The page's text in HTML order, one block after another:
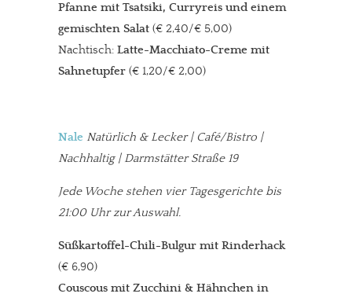
Pfanne mit Tsatsiki, Curryreis und einem
gemischten Salat (€ 2,40/€ 5,00)
Nachtisch: Latte-Macchiato-Creme mit
Sahnetupfer (€ 1,20/€ 2,00)
Nale Natürlich & Lecker | Café/Bistro |
Nachhaltig | Darmstätter Straße 19
Jede Woche stehen vier Tagesgerichte bis
21:00 Uhr zur Auswahl.
Süßkartoffel-Chili-Bulgur mit Rinderhack
(€ 6,90)
Couscous mit Zucchini & Hähnchen in